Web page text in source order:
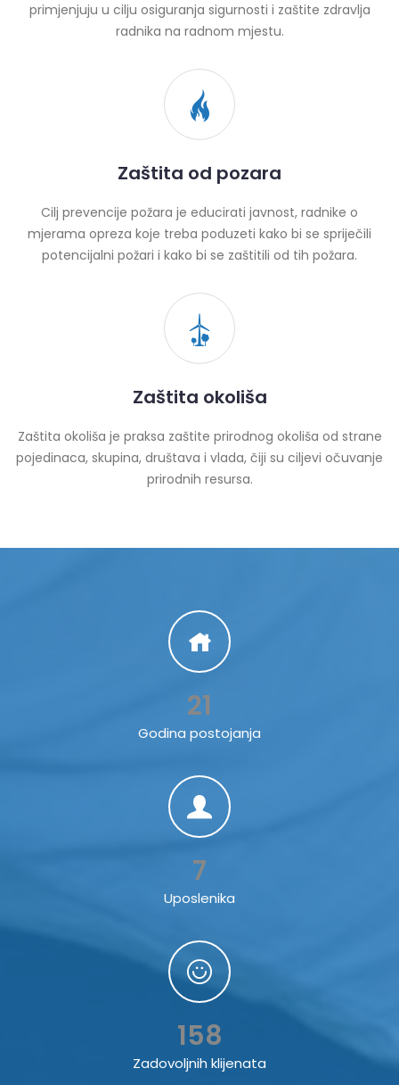
primjenjuju u cilju osiguranja sigurnosti i zaštite zdravlja
radnika na radnom mjestu.
Zaštita od pozara
Cilj prevencije požara je educirati javnost, radnike o
mjerama opreza koje treba poduzeti kako bi se spriječili
potencijalni požari i kako bi se zaštitili od tih požara.
Zaštita okoliša
Zaštita okoliša je praksa zaštite prirodnog okoliša od strane
pojedinaca, skupina, društava i vlada, čiji su ciljevi očuvanje
prirodnih resursa.
21
Godina postojanja
7
Uposlenika
158
Zadovoljnih klijenata